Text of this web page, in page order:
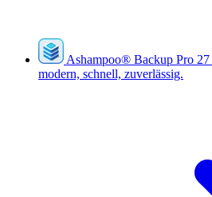
Ashampoo® Backup Pro 27
modern, schnell, zuverlässig.